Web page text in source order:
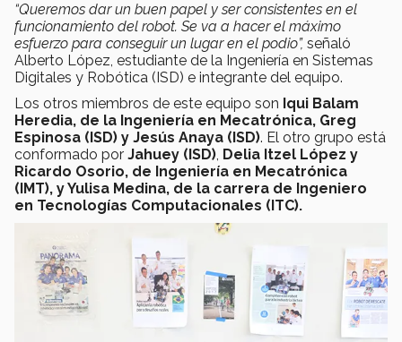
“Queremos dar un buen papel y ser consistentes en el
funcionamiento del robot. Se va a hacer el máximo
esfuerzo para conseguir un lugar en el podio”, señaló
Alberto López, estudiante de la Ingeniería en Sistemas
Digitales y Robótica (ISD) e integrante del equipo.
Los otros miembros de este equipo son Iqui Balam
Heredia, de la Ingeniería en Mecatrónica, Greg
Espinosa (ISD) y Jesús Anaya (ISD). El otro grupo está
conformado por Jahuey (ISD), Delia Itzel López y
Ricardo Osorio, de Ingeniería en Mecatrónica
(IMT), y Yulisa Medina, de la carrera de Ingeniero
en Tecnologías Computacionales (ITC).